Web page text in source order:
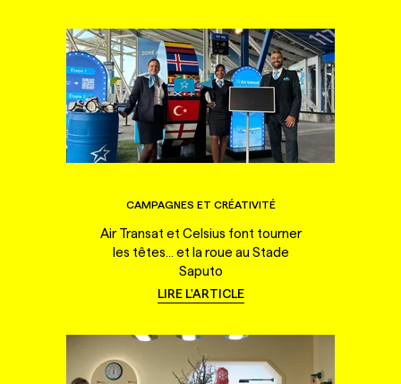
CAMPAGNES ET CRÉATIVITÉ
Air Transat et Celsius font tourner
les têtes... et la roue au Stade
Saputo
LIRE L'ARTICLE